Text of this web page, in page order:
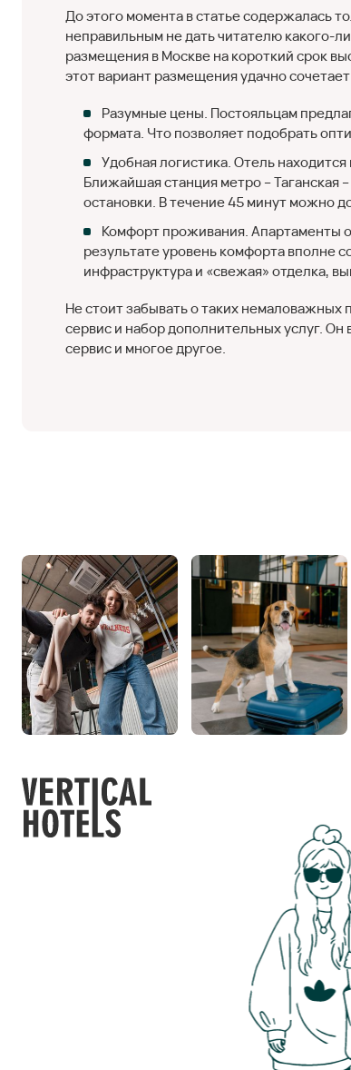
До этого момента в статье содержалась
неправильным не дать читателю какого-
размещения в Москве на короткий срок
этот вариант размещения удачно
Разумные цены. Постояльцам
формата. Что позволяет подобрать
Удобная логистика. Отель
Ближайшая станция метро – Таганская
остановки. В течение 45 минут можно
Комфорт проживания. Апартаменты
результате уровень комфорта вполне
инфраструктура и «свежая» отделка,
Не стоит забывать о таких
сервис и набор дополнительных услуг.
сервис и многое другое.